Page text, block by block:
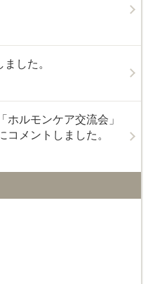
した。
「ホルモンケア交流会」
コメントしました。